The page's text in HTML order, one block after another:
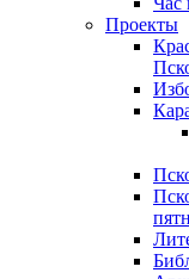
Проекты